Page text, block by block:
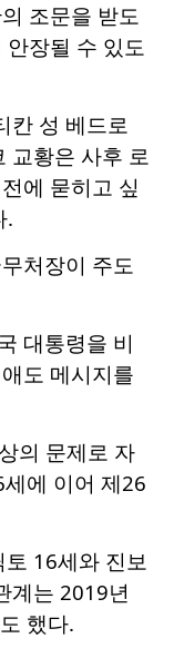
조문을 받도
장될 수 있도
칸 성 베드로
교황은 사후 로
에 묻히고 싶
.
처장이 주도
대통령을 비
도 메시지를
의 문제로 자
에 이어 제26
16세와 진보
계는 2019년
했다.